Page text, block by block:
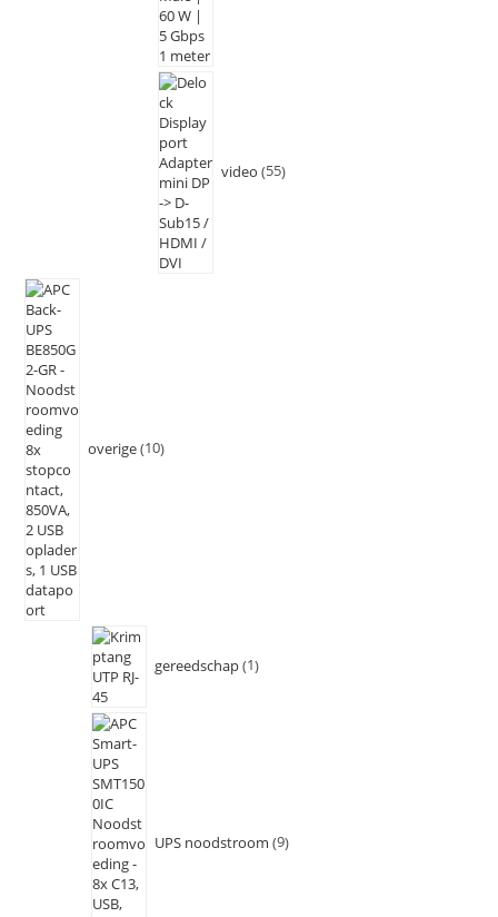
video 55
overige 10
gereedschap 1
UPS noodstroom 9